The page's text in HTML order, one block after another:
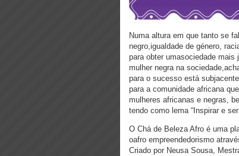
Numa altura em que tanto se
negro,igualdade de género,
para obter umasociedade
mulher negra na
para o sucesso está
para a comunidade africana
mulheres africanas e negras,
tendo como lema “Inspirar e
O Chá de Beleza Afro é uma
oafro empreendedorismo
Criado por Neusa Sousa,